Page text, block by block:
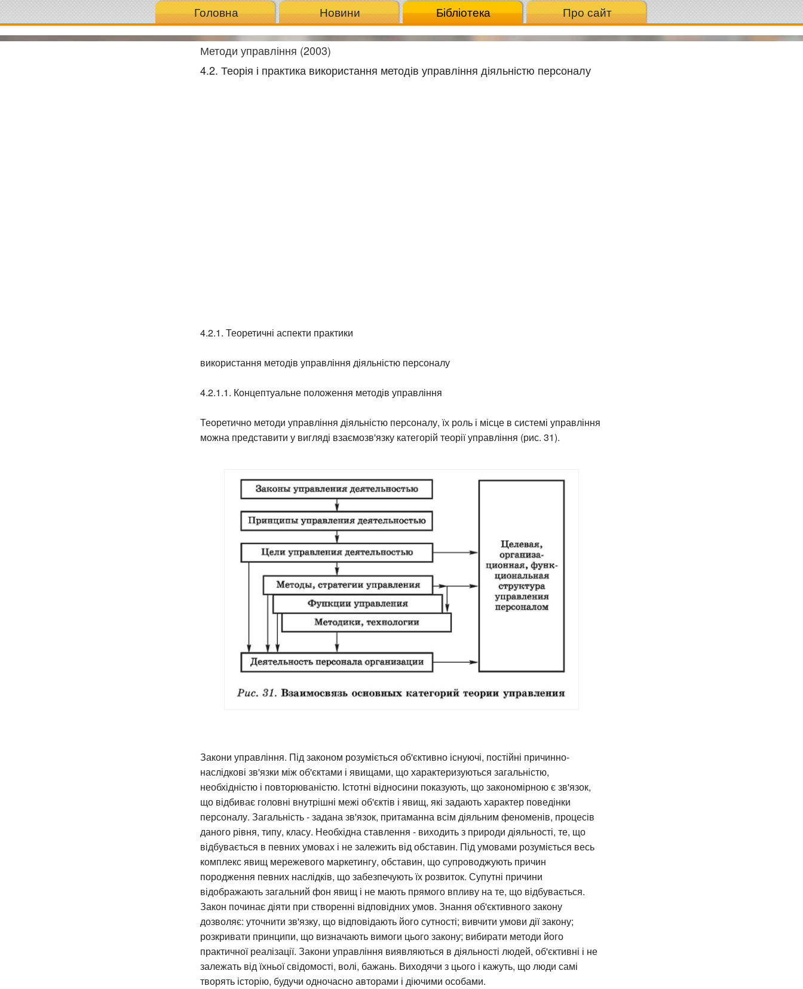
Головна Новини Бібліотека Про сайт
Методи управління (2003)
4.2. Теорія і практика використання методів управління діяльністю персоналу
4.2.1. Теоретичні аспекти практики
використання методів управління діяльністю персоналу
4.2.1.1. Концептуальне положення методів управління
Теоретично методи управління діяльністю персоналу, їх роль і місце в системі управління
можна представити у вигляді взаємозв'язку категорій теорії управління (рис. 31).
Закони управління. Під законом розуміється об'єктивно існуючі, постійні причинно-
наслідкові зв'язки між об'єктами і явищами, що характеризуються загальністю,
необхідністю і повторюваністю. Істотні відносини показують, що закономірною є зв'язок,
що відбиває головні внутрішні межі об'єктів і явищ, які задають характер поведінки
персоналу. Загальність - задана зв'язок, притаманна всім діяльним феноменів, процесів
даного рівня, типу, класу. Необхідна ставлення - виходить з природи діяльності, те, що
відбувається в певних умовах і не залежить від обставин. Під умовами розуміється весь
комплекс явищ мережевого маркетингу, обставин, що супроводжують причин
породження певних наслідків, що забезпечують їх розвиток. Супутні причини
відображають загальний фон явищ і не мають прямого впливу на те, що відбувається.
Закон починає діяти при створенні відповідних умов. Знання об'єктивного закону
дозволяє: уточнити зв'язку, що відповідають його сутності; вивчити умови дії закону;
розкривати принципи, що визначають вимоги цього закону; вибирати методи його
практичної реалізації. Закони управління виявляються в діяльності людей, об'єктивні і не
залежать від їхньої свідомості, волі, бажань. Виходячи з цього і кажуть, що люди самі
творять історію, будучи одночасно авторами і діючими особами.